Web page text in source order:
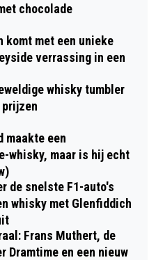
chocolade
komt met een unieke
verrassing in een
whisky tumbler
prijzen
maakte een
whisky, maar is hij echt
de snelste F1-auto's
whisky met Glenfiddich
Frans Muthert, de
Dramtime en een nieuw